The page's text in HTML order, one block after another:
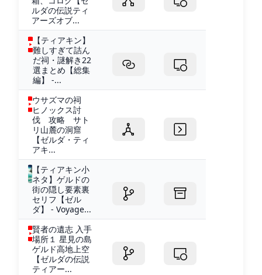
ルダの伝説ティ
アーズオブ...
【ティアキン】
難しすぎて詰ん
だ祠・謎解き22
選まとめ【総集
編】 -...
ウサズマの祠
ヒノックス討
伐 攻略 サト
リ山麓の洞窟
【ゼルダ・ティ
アキ...
【ティアキン小
ネタ】ゲルドの
街の隠し要素裏
セリフ【ゼル
ダ】 - Voyage...
賢者の遺志 入手
場所１ 星見の島
ゲルド高地上空
【ゼルダの伝説
ティアー...